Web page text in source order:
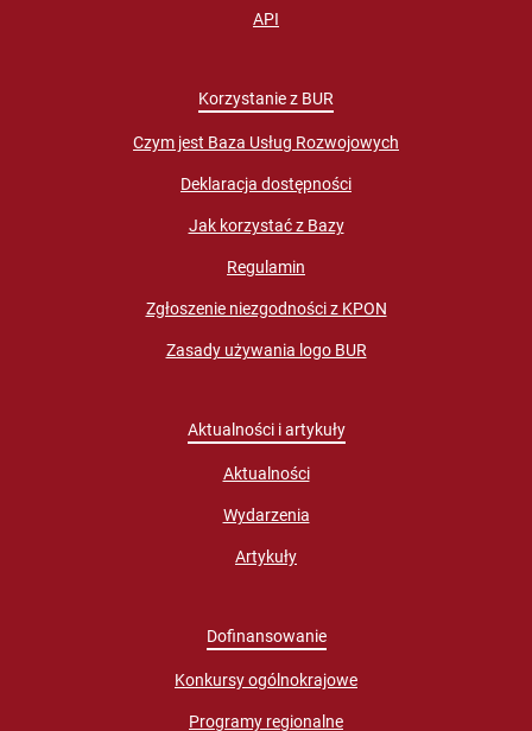
API
Korzystanie z BUR
Czym jest Baza Usług Rozwojowych
Deklaracja dostępności
Jak korzystać z Bazy
Regulamin
Zgłoszenie niezgodności z KPON
Zasady używania logo BUR
Aktualności i artykuły
Aktualności
Wydarzenia
Artykuły
Dofinansowanie
Konkursy ogólnokrajowe
Programy regionalne